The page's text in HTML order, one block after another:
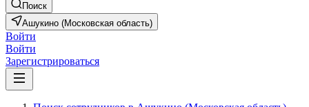
Поиск
Ашукино (Московская область)
Войти
Войти
Зарегистрироваться